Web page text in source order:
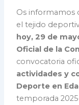
Os informamos
el tejido
hoy, 29 de
Oficial de la
convocatoria
actividades y
Deporte en
temporada